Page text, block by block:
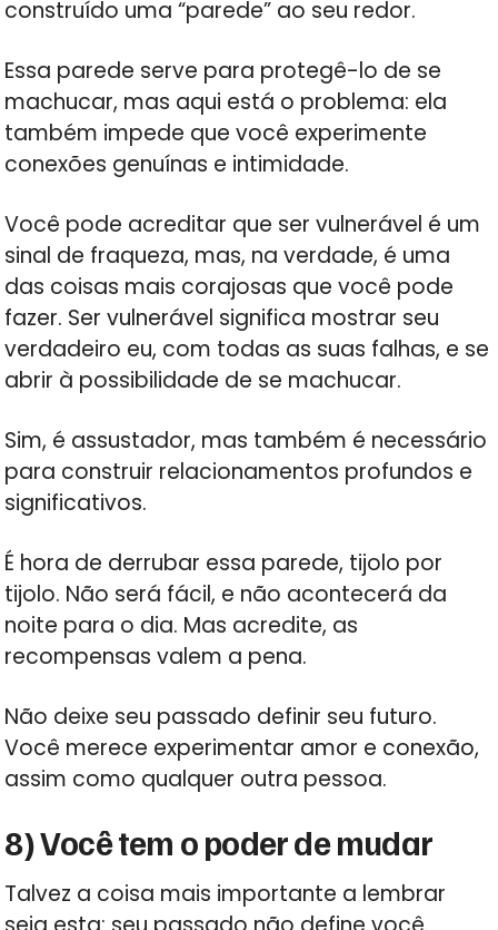
construído uma “parede” ao seu redor.
Essa parede serve para protegê-lo de se
machucar, mas aqui está o problema: ela
também impede que você experimente
conexões genuínas e intimidade.
Você pode acreditar que ser vulnerável é um
sinal de fraqueza, mas, na verdade, é uma
das coisas mais corajosas que você pode
fazer. Ser vulnerável significa mostrar seu
verdadeiro eu, com todas as suas falhas, e se
abrir à possibilidade de se machucar.
Sim, é assustador, mas também é necessário
para construir relacionamentos profundos e
significativos.
É hora de derrubar essa parede, tijolo por
tijolo. Não será fácil, e não acontecerá da
noite para o dia. Mas acredite, as
recompensas valem a pena.
Não deixe seu passado definir seu futuro.
Você merece experimentar amor e conexão,
assim como qualquer outra pessoa.
8) Você tem o poder de mudar
Talvez a coisa mais importante a lembrar